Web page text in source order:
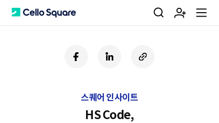
C 검 회 m
페
이
크
U
R
스퀘어 인사이트
HS Code,